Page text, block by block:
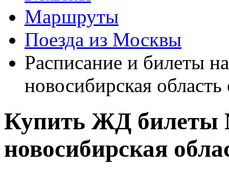
Маршруты
Поезда из Москвы
Расписание и билеты
новосибирская
Купить ЖД билеты
новосибирская